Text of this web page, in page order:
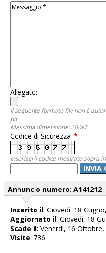
Allegato:
Il seguente formato file non è
pif
Massima dimensione: 200KB
Codice di Sicurezza: *
Inserisci il codice mostrato sopra
INVIA
Annuncio numero: A141212
Inserito il: Giovedì, 18
Aggiornato il: Giovedì, 18
Scade il: Venerdì, 16
Visite: 736